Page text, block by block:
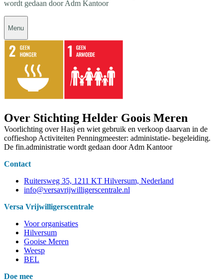
wordt gedaan door Adm Kantoor
Menu
Over Stichting Helder Goois Meren
Voorlichting over Hasj en wiet gebruik en verkoop daarvan in de
coffieshop Activiteiten Penningmeester: administatie- begeleiding.
De fin.administratie wordt gedaan door Adm Kantoor
Contact
Ruitersweg 35, 1211 KT Hilversum, Nederland
info@versavrijwilligerscentrale.nl
Versa Vrijwilligerscentrale
Voor organisaties
Hilversum
Gooise Meren
Weesp
BEL
Doe mee